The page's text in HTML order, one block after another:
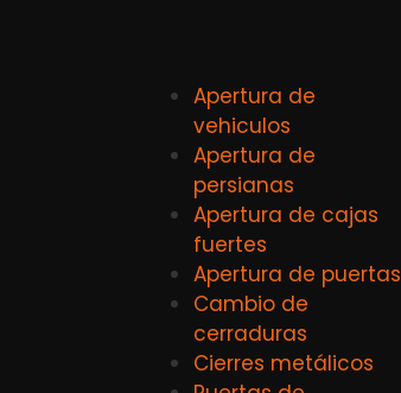
Apertura de
vehiculos
Apertura de
persianas
Apertura de cajas
fuertes
Apertura de puertas
Cambio de
cerraduras
Cierres metálicos